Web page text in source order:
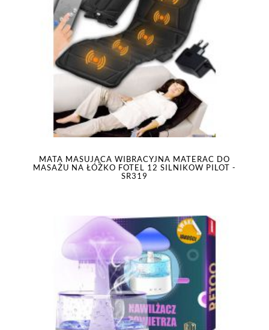
MATA MASUJĄCA WIBRACYJNA MATERAC DO
MASAŻU NA ŁÓŻKO FOTEL 12 SILNIKOW PILOT -
SR319